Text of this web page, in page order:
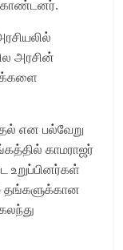
கொண்டனர்.
அரசின்
என பல்வேறு
காமராஜர்
தங்களுக்கான